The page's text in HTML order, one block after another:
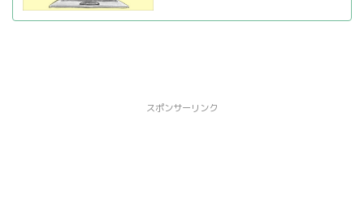
スポンサーリンク